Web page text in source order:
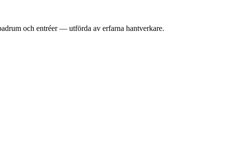
och entréer — utförda av erfarna hantverkare.